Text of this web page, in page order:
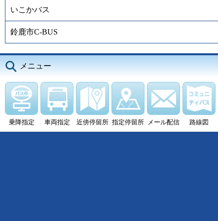
いこかバス
鈴鹿市C-BUS
メニュー
乗降指定 車両指定 近傍停留所 指定停留所 メール配信 路線図